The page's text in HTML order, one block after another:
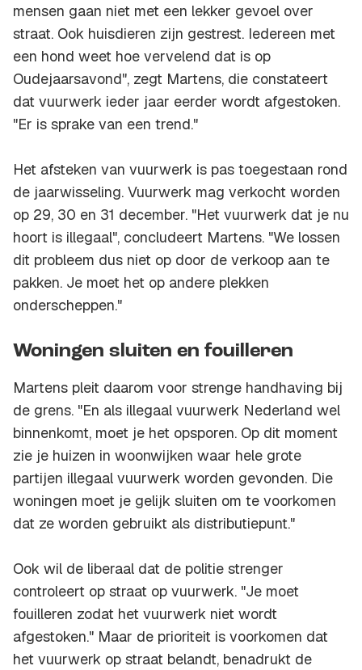
mensen gaan niet met een lekker gevoel over
straat. Ook huisdieren zijn gestrest. Iedereen met
een hond weet hoe vervelend dat is op
Oudejaarsavond", zegt Martens, die constateert
dat vuurwerk ieder jaar eerder wordt afgestoken.
"Er is sprake van een trend."
Het afsteken van vuurwerk is pas toegestaan rond
de jaarwisseling. Vuurwerk mag verkocht worden
op 29, 30 en 31 december. "Het vuurwerk dat je nu
hoort is illegaal", concludeert Martens. "We lossen
dit probleem dus niet op door de verkoop aan te
pakken. Je moet het op andere plekken
onderscheppen."
Woningen sluiten en fouilleren
Martens pleit daarom voor strenge handhaving bij
de grens. "En als illegaal vuurwerk Nederland wel
binnenkomt, moet je het opsporen. Op dit moment
zie je huizen in woonwijken waar hele grote
partijen illegaal vuurwerk worden gevonden. Die
woningen moet je gelijk sluiten om te voorkomen
dat ze worden gebruikt als distributiepunt."
Ook wil de liberaal dat de politie strenger
controleert op straat op vuurwerk. "Je moet
fouilleren zodat het vuurwerk niet wordt
afgestoken." Maar de prioriteit is voorkomen dat
het vuurwerk op straat belandt, benadrukt de